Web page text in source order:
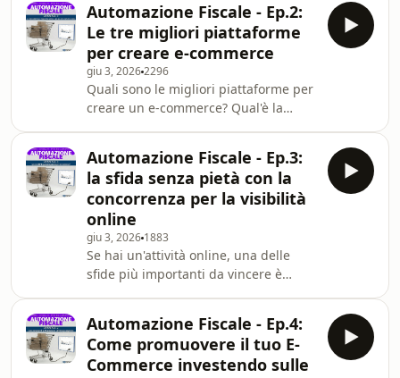
corrispettivi.Tutte cose che ti fanno
perdere una marea di tempo,
soprattutto se gestisci un e-commerce
(o se hai in mente di aprirne uno e
stai cercando soluzioni professionali
per non perdere tempo dietro alla
gestione fiscale).In questo primo
episodio del Podcast, A
Automazione Fiscale - Ep.2:
Le tre migliori piattaforme
per creare e-commerce
giu 3, 20262296
Quali sono le migliori piattaforme per
creare un e-commerce? Qual'è la
denaro, così da incominciare almeno
a capire se il mio prodotto "vende
bene" ed è richiesto?In questa
puntata ti raccontiamo una possibile
strategia per gestire il tuo progetto
imprenditoriale online in modo
graduale, partendo da una fase
sperimentale fino al conso
Automazione Fiscale - Ep.3:
la sfida senza pietà con la
concorrenza per la visibilità
online
giu 3, 2026 1883
Se hai un'attività online, una delle
sfide più importanti da vincere è
competenze. Anche perché questa
visibilità la vogliono tutti!E tutti
competono online per togliere a te
Automazione Fiscale - Ep.4:
Come promuovere il tuo E-
Commerce investendo sulle